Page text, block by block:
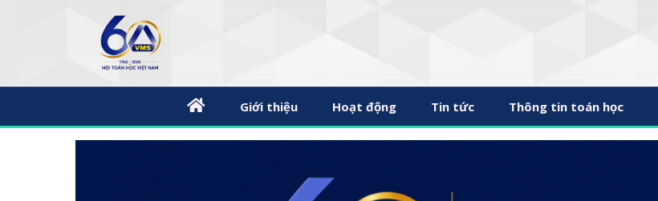
Giới thiệu Hoạt động Tin tức Thông tin toán học